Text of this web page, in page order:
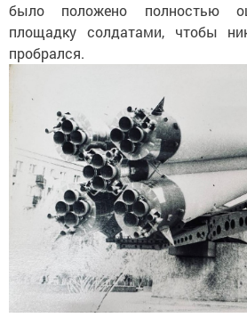
было положено полностью
площадку солдатами, чтобы
пробрался.